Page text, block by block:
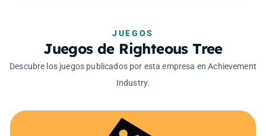
JUEGOS
Juegos de Righteous Tree
Descubre los juegos publicados por esta empresa en Achievement
Industry.